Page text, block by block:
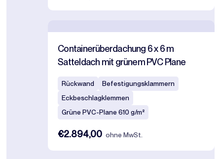
Containerüberdachung 6 x 6 m
Satteldach mit grünem PVC Plane
Rückwand
Befestigungsklammern
Eckbeschlagklemmen
Grüne PVC-Plane 610 g/m²
€2.894,00 ohne MwSt.